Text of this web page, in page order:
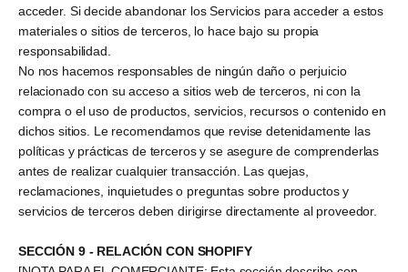
acceder. Si decide abandonar los Servicios para acceder a estos
materiales o sitios de terceros, lo hace bajo su propia
responsabilidad.
No nos hacemos responsables de ningún daño o perjuicio
relacionado con su acceso a sitios web de terceros, ni con la
compra o el uso de productos, servicios, recursos o contenido en
dichos sitios. Le recomendamos que revise detenidamente las
políticas y prácticas de terceros y se asegure de comprenderlas
antes de realizar cualquier transacción. Las quejas,
reclamaciones, inquietudes o preguntas sobre productos y
servicios de terceros deben dirigirse directamente al proveedor.
SECCIÓN 9 - RELACIÓN CON SHOPIFY